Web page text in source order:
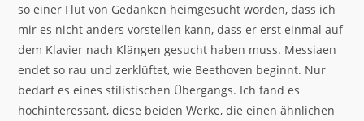
so einer Flut von Gedanken heimgesucht worden, dass ich
mir es nicht anders vorstellen kann, dass er erst einmal auf
dem Klavier nach Klängen gesucht haben muss. Messiaen
endet so rau und zerklüftet, wie Beethoven beginnt. Nur
bedarf es eines stilistischen Übergangs. Ich fand es
hochinteressant, diese beiden Werke, die einen ähnlichen